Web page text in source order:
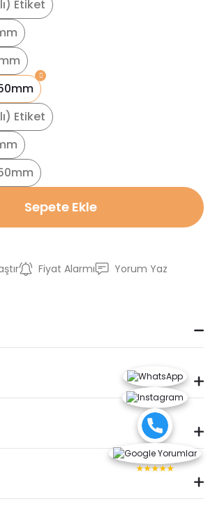
Etiket
Etiket
Sepete Ekle
Fiyat Alarmı
Yorum Yaz
★★★★★